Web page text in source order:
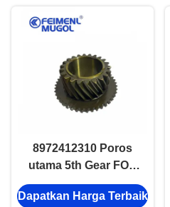
8972412310 Poros
utama 5th Gear FOR
ISUZU NPR NQR Isuzu
Npr Bagian Transmisi
Dapatkan Harga Terbaik